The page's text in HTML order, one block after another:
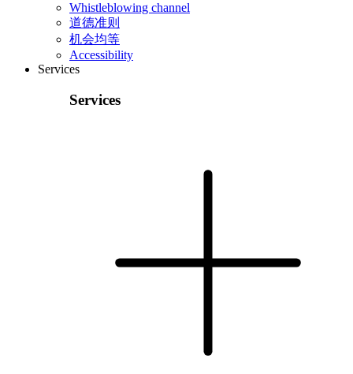
Whistleblowing channel
道德准则
机会均等
Accessibility
Services
Services